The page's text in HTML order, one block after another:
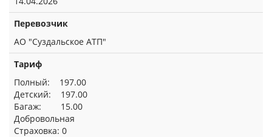
Перевозчик
АО "Суздальское АТП"
Тариф
Полный: 197.00
Детский: 197.00
Багаж: 15.00
Добровольная
Страховка: 0